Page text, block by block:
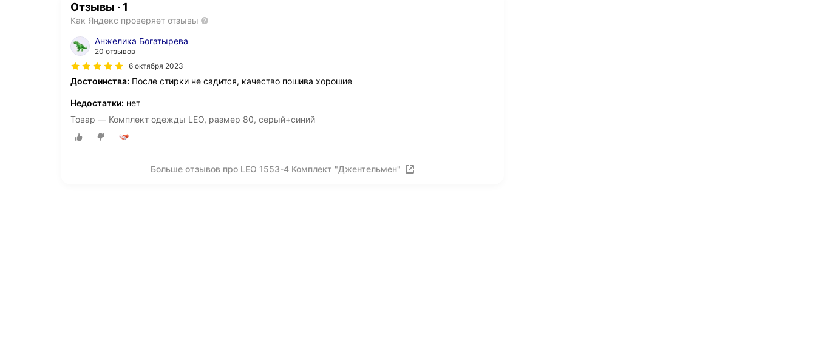
Отзывы · 1
Как Яндекс проверяет отзывы
Анжелика Богатырева
20 отзывов
6 октября 2023
Достоинства: После стирки не садится, качество пошива хорошие
Недостатки: нет
Товар — Комплект одежды LEO, размер 80, серый+синий
Больше отзывов про LEO 1553-4 Комплект "Джентельмен"